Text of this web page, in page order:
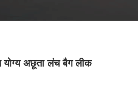
अछूता लंच बैग लीक